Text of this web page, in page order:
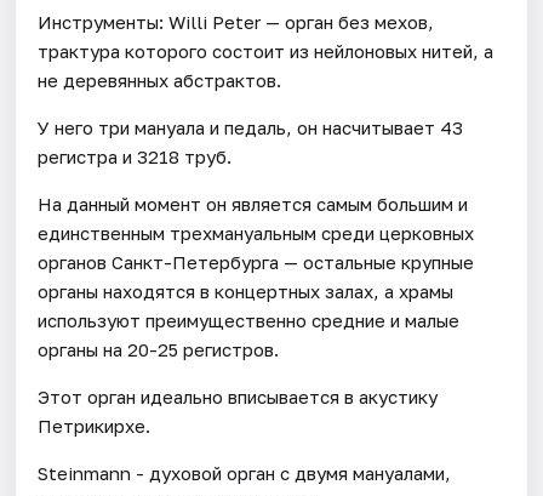
Инструменты: Willi Peter — орган без мехов,
трактура которого состоит из нейлоновых нитей, а
не деревянных абстрактов.
У него три мануала и педаль, он насчитывает 43
регистра и 3218 труб.
На данный момент он является самым большим и
единственным трехмануальным среди церковных
органов Санкт-Петербурга — остальные крупные
органы находятся в концертных залах, а храмы
используют преимущественно средние и малые
органы на 20-25 регистров.
Этот орган идеально вписывается в акустику
Петрикирхе.
Steinmann - духовой орган с двумя мануалами,